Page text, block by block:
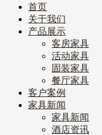
首页
关于我们
产品展示
客房家具
活动家具
固装家具
餐厅家具
客户案例
家具新闻
家具新闻
酒店资讯